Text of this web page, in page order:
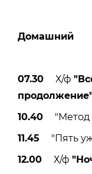
Домашний
07.30 Х/ф
10.40 "Метод
11.45 "Пять
12.00 Х/ф